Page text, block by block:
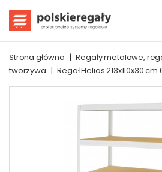
Strona główna | Regały metalowe,
tworzywa | Regał Helios 213x110x30